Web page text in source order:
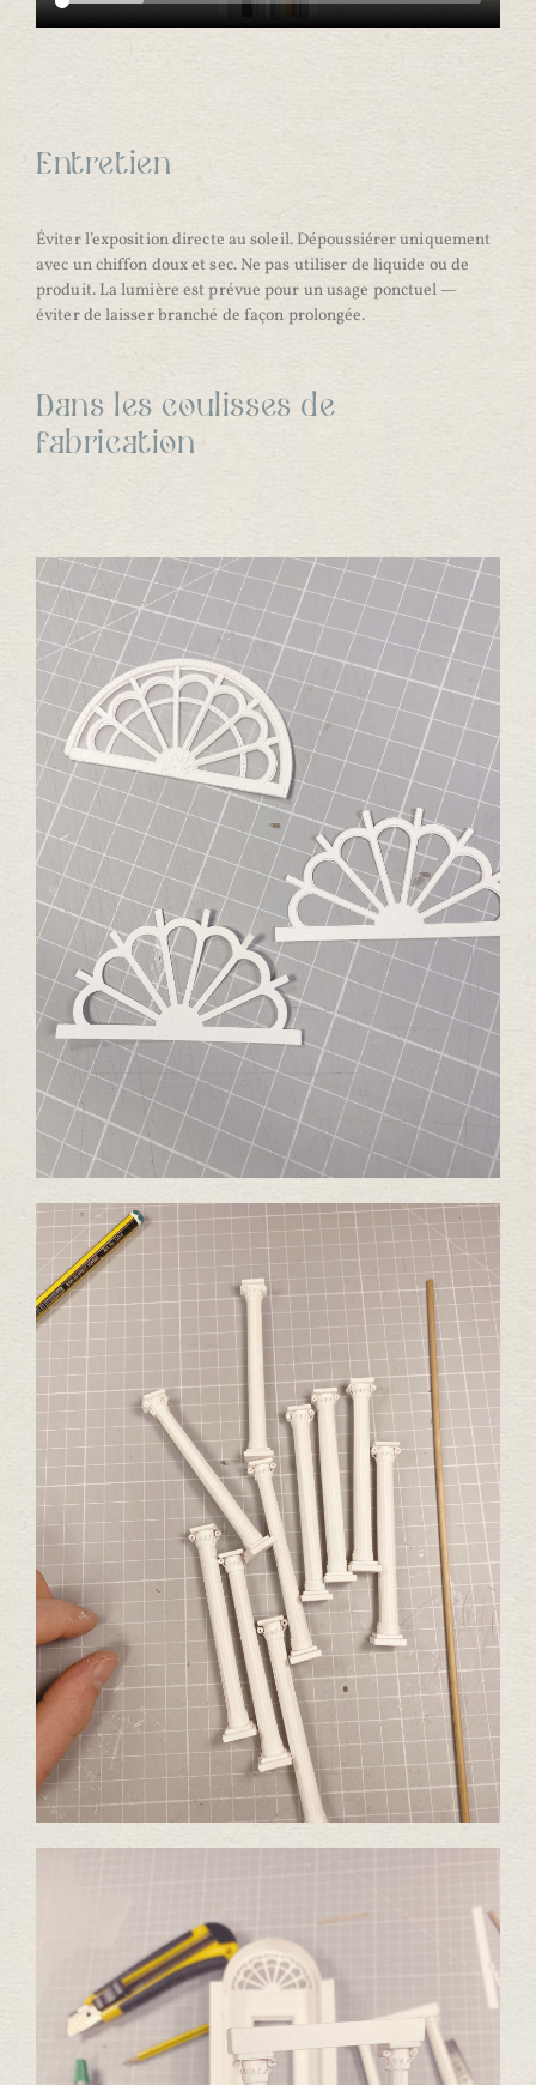
Entretien
Éviter l’exposition directe au soleil. Dépoussiérer uniquement
avec un chiffon doux et sec. Ne pas utiliser de liquide ou de
produit. La lumière est prévue pour un usage ponctuel —
éviter de laisser branché de façon prolongée.
Dans les coulisses de
fabrication